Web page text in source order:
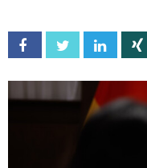
Facebook Twitter Linkedin